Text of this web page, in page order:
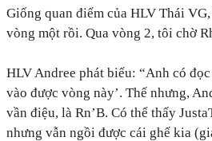
Giống quan điểm của HLV Thái
vòng một rồi. Qua vòng 2, tôi chờ
HLV Andree phát biểu: “Anh có
vào được vòng này’. Thế nhưng,
vần điệu, là Rn’B. Có thể thấy
nhưng vẫn ngồi được cái ghế kia